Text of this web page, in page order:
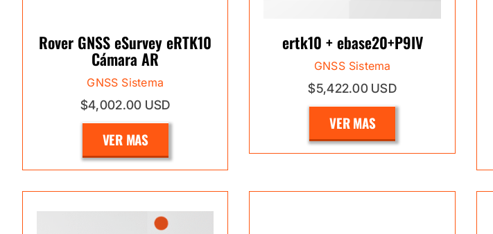
Rover GNSS eSurvey eRTK10
Cámara AR
GNSS Sistema
$4,002.00 USD
VER MAS
ertk10 + ebase20+P9IV
GNSS Sistema
$5,422.00 USD
VER MAS